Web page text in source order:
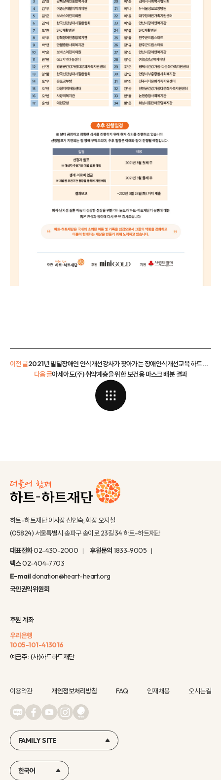
이전 글
2021년 발달장애인 인식개선강사가 찾아가는 장애인식개선교육 하트해피스쿨 추가모집 안내
아세아도(주) 취약계층을 위한 보건용 마스크 배분 결과
다음 글
하트-하트재단 이사장 신인숙, 회장 오지철
(05824) 서울특별시 송파구 송이로 23길 34 하트-하트재단
대표전화02-430-2000 후원문의 1833-9005
팩스02-404-7703
E-maildonation@heart-heart.org
국민권익위원회
후원 계좌
우리은행
1005-101-413016
예금주 : (사)하트하트재단
이용약관 개인정보처리방침 FAQ 인재채용 오시는길
FAMILY SITE
한국어